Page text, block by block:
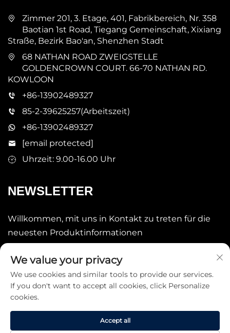
Zimmer 201, 3. Etage, 401, Fabrikbereich, Nr. 358
Baotian 1st Road, Tiegang Gemeinschaft, Xixiang
Straße, Bezirk Bao'an, Shenzhen Stadt
68 NATHAN ROAD ZWEIGSTELLE
GOLDENCROWN COURT. 66-70 NATHAN RD.
KOWLOON
+86-13902489327
85-2-39625257(Arbeitszeit)
+86-13902489327
[email protected]
Uhrzeit: 9.00-16.00 Uhr
NEWSLETTER
Willkommen, mit uns in Kontakt zu treten für die
neuesten Produktinformationen
We value your privacy
We use cookies and similar tools to provide our services.
If you don't want to accept all cookies, click Personalize
cookies.
Accept all